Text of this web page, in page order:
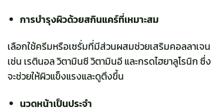
การบำรุงผิวด้วยสกินแคร์ที่เหมาะสม
เลือกใช้ครีมหรือเซรั่มที่มีส่วนผสมช่วยเสริมคอลลาเจน
เช่น เรตินอล วิตามินซี วิตามินอี และกรดไฮยาลูโรนิก ซึ่ง
จะช่วยให้ผิวแข็งแรงและดูตึงขึ้น
นวดหน้าเป็นประจำ